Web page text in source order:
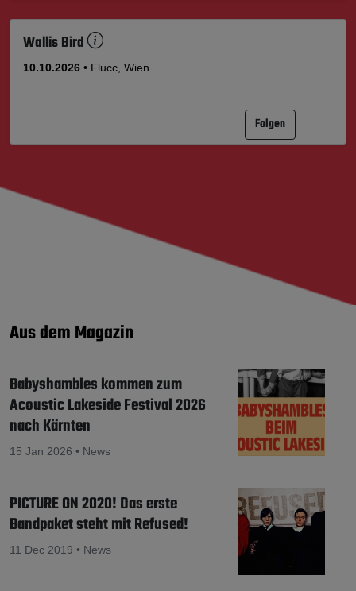
Folgen
Wallis Bird
10.10.2026 • Flucc, Wien
Aus dem Magazin
Babyshambles kommen zum
Acoustic Lakeside Festival 2026
nach Kärnten
15 Jan 2026 • News
PICTURE ON 2020! Das erste
Bandpaket steht mit Refused!
11 Dec 2019 • News